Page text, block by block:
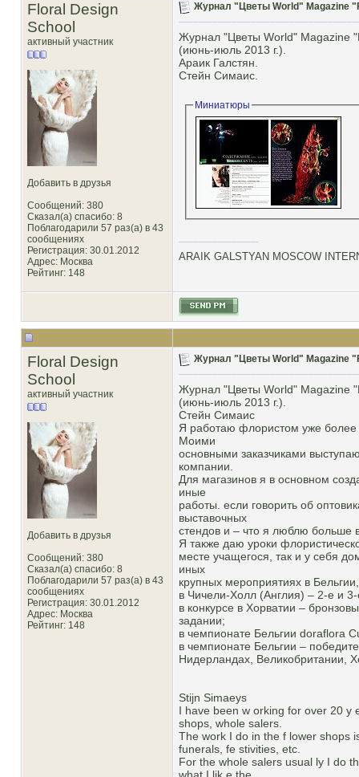
Floral Design
School
активный участник
Добавить в друзья
Сообщений: 380
Сказал(а) спасибо: 8
Поблагодарили 57 раз(а) в 43
сообщениях
Регистрация: 30.01.2012
Адрес: Москва
Рейтинг: 148
Журнал "Цветы World" Magazine
Журнал "Цветы World" Magazine
(июнь-июль 2013 г.).
Араик Галстян.
Стейн Симаис.
Миниатюры
ARAIK GALSTYAN MOSCOW
Floral Design
School
активный участник
Добавить в друзья
Сообщений: 380
Сказал(а) спасибо: 8
Поблагодарили 57 раз(а) в 43
сообщениях
Регистрация: 30.01.2012
Адрес: Москва
Рейтинг: 148
Журнал "Цветы World" Magazine
Журнал "Цветы World" Magazine
(июнь-июль 2013 г.).
Стейн Симаис
Я работаю флористом уже более
Моими
основными заказчиками
компании.
Для магазинов я в основном
иные
работы. если говорить об
выставочных
стендов и – что я люблю больше
Я также даю уроки
месте учащегося, так и у себя
иных
крупных мероприятиях в
в Чичели-Холл (Англия) – 2-е и
в конкурсе в Хорватии –
задании;
в чемпионате Бельгии doraflora
в чемпионате Бельгии –
Нидерландах, Великобритании,
Stijn Simaeys
I have been w orking for over 20 y
shops, whole salers.
The work I do in the f lower shops
funerals, fe stivities, etc.
For the whole salers usual ly I do